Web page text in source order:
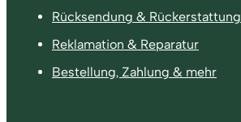
Rücksendung & Rückerstattung
Reklamation & Reparatur
Bestellung, Zahlung & mehr